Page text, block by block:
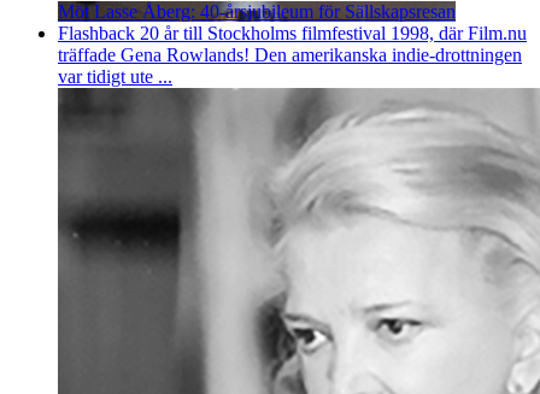
Möt Lasse Åberg: 40-årsjubileum för Sällskapsresan
Flashback 20 år till Stockholms filmfestival 1998, där Film.nu
träffade Gena Rowlands! Den amerikanska indie-drottningen
var tidigt ute ...